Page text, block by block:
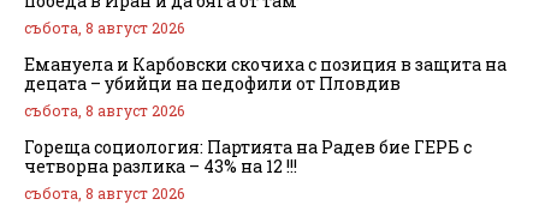
събота, 8 август 2026
Емануела и Карбовски скочиха с позиция в защита на
децата – убийци на педофили от Пловдив
събота, 8 август 2026
Гореща социология: Партията на Радев бие ГЕРБ с
четворна разлика – 43% на 12 !!!
събота, 8 август 2026